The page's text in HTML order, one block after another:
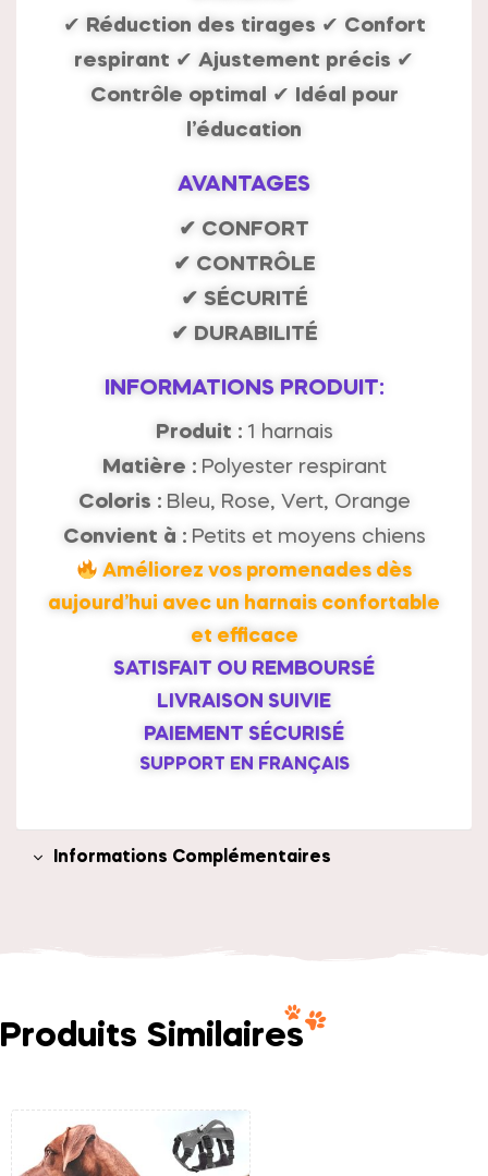
✔ Réduction des tirages ✔ Confort
respirant ✔ Ajustement précis ✔
Contrôle optimal ✔ Idéal pour
l’éducation
AVANTAGES
✔ CONFORT
✔ CONTRÔLE
✔ SÉCURITÉ
✔ DURABILITÉ
INFORMATIONS PRODUIT:
Produit :1 harnais
Matière :Polyester respirant
Coloris :Bleu, Rose, Vert, Orange
Convient à :Petits et moyens chiens
Améliorez vos promenades dès
aujourd’hui avec un harnais confortable
et efficace
SATISFAIT OU REMBOURSÉ
LIVRAISON SUIVIE
PAIEMENT SÉCURISÉ
SUPPORT EN FRANÇAIS
Informations Complémentaires
Produits Similaires